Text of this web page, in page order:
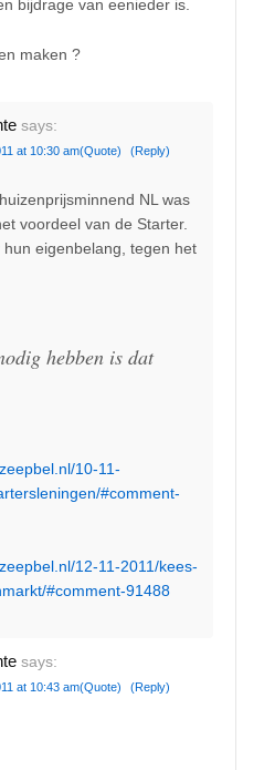
bijdrage van eenieder is.
maken ?
says:
at 10:30 am(Quote) (Reply)
NL was
voordeel van de Starter.
eigenbelang, tegen het
hebben is dat
10-11-
#comment-
12-11-2011/kees-
#comment-91488
says:
at 10:43 am(Quote) (Reply)